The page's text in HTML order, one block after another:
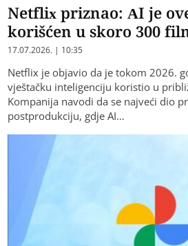
Netflix priznao: AI je
korišćen u skoro 300
17.07.2026. | 10:35
Netflix je objavio da je tokom 2026.
vještačku inteligenciju koristio u
Kompanija navodi da se najveći dio
postprodukciju, gdje AI…